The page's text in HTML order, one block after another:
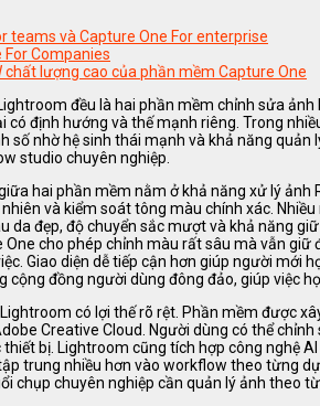
teams và Capture One For enterprise
For Companies
chất lượng cao của phần mềm Capture One
đều là hai phần mềm chỉnh sửa
có định hướng và thế mạnh riêng. Trong
số nhờ hệ sinh thái mạnh và khả năng
studio chuyên nghiệp.
hai phần mềm nằm ở khả năng xử lý ảnh
và kiểm soát tông màu chính xác.
da đẹp, độ chuyển sắc mượt và khả năng
cho phép chỉnh màu rất sâu mà vẫn
Giao diện dễ tiếp cận hơn giúp người mới
cộng đồng người dùng đông đảo, giúp việc
có lợi thế rõ rệt. Phần mềm được
Creative Cloud. Người dùng có thể
bị. Lightroom cũng tích hợp công nghệ
trung nhiều hơn vào workflow theo từng
chụp chuyên nghiệp cần quản lý ảnh theo